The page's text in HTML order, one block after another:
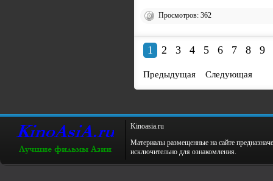
Просмотров: 362
1 2 3 4 5 6 7 8 9
Предыдущая Следующая
Kinoаsiа.ru
Материалы размещенные на сайте
исключительно для ознакомления.